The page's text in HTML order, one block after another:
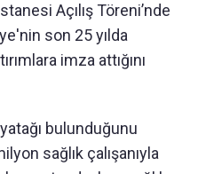
Açılış Töreni’nde
son 25 yılda
imza attığını
bulunduğunu
sağlık çalışanıyla